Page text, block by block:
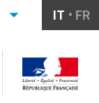
IT FR